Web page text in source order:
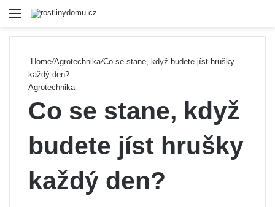
Menu
Home/Agrotechnika/Co se stane, když budete jíst hrušky
každý den?
Agrotechnika
Co se stane, když
budete jíst hrušky
každý den?